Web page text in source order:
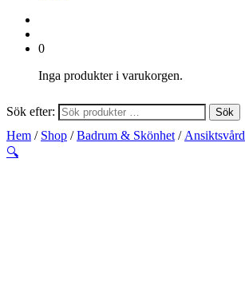
0
Inga produkter i varukorgen.
Sök efter: Sök
Hem / Shop /Badrum & Skönhet / Ansiktsvård
🔍